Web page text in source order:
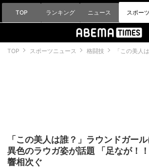
TOP ランキング ニュース スポーツ
TOP スポーツニュース 格闘技 「この美人
「この美人は誰？」ラウンドガー
異色のラウガ姿が話題 「足なが！
響相次ぐ